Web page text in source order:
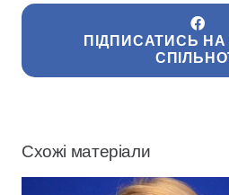
ПІДПИСАТИСЬ НА
Схожі матеріали